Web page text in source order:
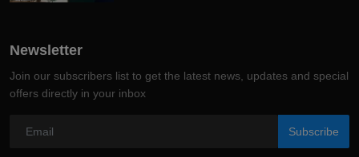
Newsletter
Join our subscribers list to get the latest news, updates and special
offers directly in your inbox
Subscribe